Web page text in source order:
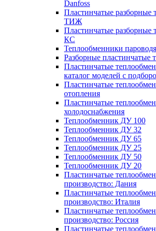
Danfoss
Пластинчатые разборные
ТИЖ
Пластинчатые разборные
КC
Теплообменники
Разборные пластинчатые
Пластинчатые
каталог моделей с
Пластинчатые
отопления
Пластинчатые
холодоснабжения
Теплообменник ДУ 100
Теплообменник ДУ 32
Теплообменник ДУ 65
Теплообменник ДУ 25
Теплообменник ДУ 50
Теплообменник ДУ 20
Пластинчатые
производство: Дания
Пластинчатые
производство: Италия
Пластинчатые
производство: Россия
Пластинчатые